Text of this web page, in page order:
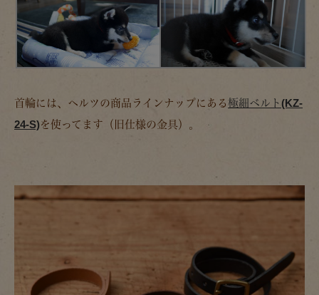
首輪には、ヘルツの商品ラインナップにある極細ベルト(KZ-
24-S)を使ってます（旧仕様の金具）。